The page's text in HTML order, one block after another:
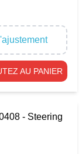
AU PANIER
- Steering